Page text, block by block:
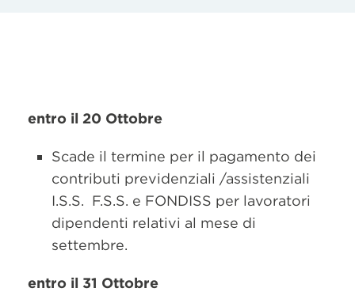
entro il 20 Ottobre
Scade il termine per il pagamento dei
contributi previdenziali /assistenziali
I.S.S. F.S.S. e FONDISS per lavoratori
dipendenti relativi al mese di
settembre.
entro il 31 Ottobre